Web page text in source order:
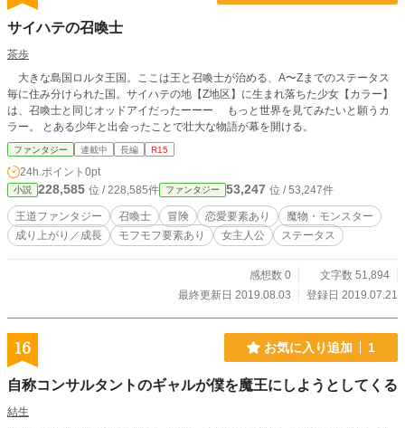
サイハテの召喚士
茶歩
大きな島国ロルタ王国。ここは王と召喚士が治める、A〜Zまでのステータス
毎に住み分けられた国。サイハテの地【Z地区】に生まれ落ちた少女【カラー】
は、召喚士と同じオッドアイだったーーー もっと世界を見てみたいと願うカ
ラー。 とある少年と出会ったことで壮大な物語が幕を開ける。
ファンタジー 連載中 長編 R15
24h.ポイント 0pt
小説 228,585 位 / 228,585件 ファンタジー 53,247 位 / 53,247件
王道ファンタジー 召喚士 冒険 恋愛要素あり
魔物・モンスター
成り上がり／成長
モフモフ要素あり 女主人公 ステータス
感想数 0
文字数 51,894
最終更新日 2019.08.03
登録日 2019.07.21
16 お気に入り追加 1
自称コンサルタントのギャルが僕を魔王にしようとしてくる
結生